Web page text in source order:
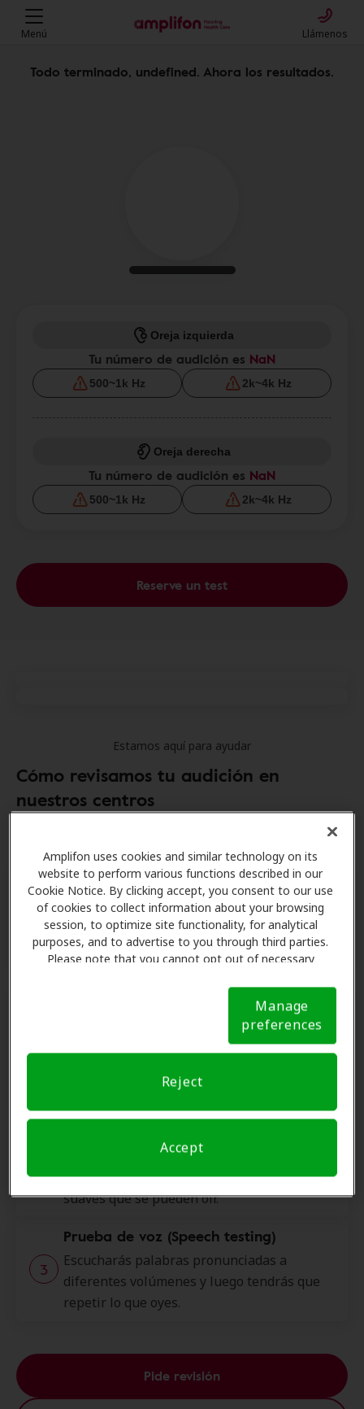
Amplifon uses cookies and similar technology on its
website to perform various functions described in our
Cookie Notice. By clicking accept, you consent to our use
of cookies to collect information about your browsing
session, to optimize site functionality, for analytical
purposes, and to advertise to you through third parties.
Please note that you cannot opt out of necessary
Notice (link here below). If you are using an opt-out
preference signal, we will honor that signal. Cookie
Manage
preferences
Reject
Accept
Menú Llámenos
Todo terminado, undefined. Ahora los resultados.
Oreja izquierda
Tu número de audición es NaN
500~1k Hz 2k~4k Hz
Oreja derecha
Tu número de audición es NaN
500~1k Hz 2k~4k Hz
Reserve un test
Estamos aquí para ayudar
Cómo revisamos tu audición en
nuestros centros
Revisión auditiva online
Prueba de audición online
Una prueba auditiva rápida de 3 minutos para
verificar tu audición en ambos oídos mediante
el uso de diferentes frecuencias.
Pruebas de conducción ósea
Se coloca un pequeño dispositivo vibratorio
contra el hueso mastoideo, detrás de la
oreja, para revelar cualquier problema en el
Una máquina emite tonos a diferentes
frecuencias y luego mide los tonos más
suaves que se pueden oír.
Prueba de voz (Speech testing)
Escucharás palabras pronunciadas a
diferentes volúmenes y luego tendrás que
repetir lo que oyes.
Pide revisión